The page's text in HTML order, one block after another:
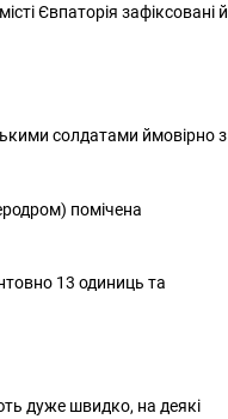
Євпаторія зафіксовані й
солдатами ймовірно з
помічена
13 одиниць та
дуже швидко, на деякі